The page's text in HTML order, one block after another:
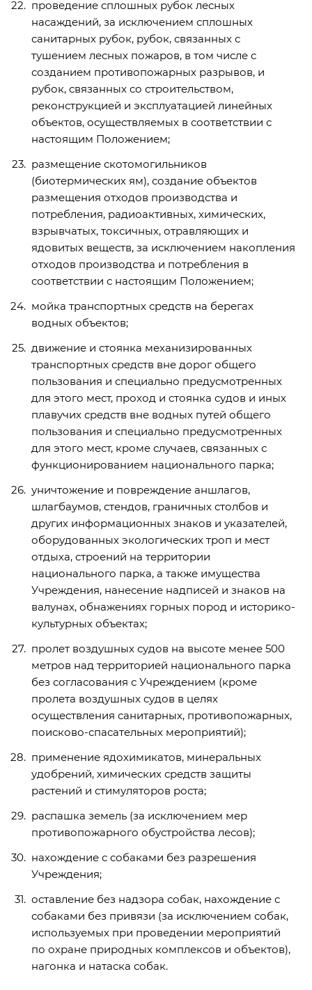
проведение сплошных рубок лесных
насаждений, за исключением сплошных
санитарных рубок, рубок, связанных с
тушением лесных пожаров, в том числе с
созданием противопожарных разрывов, и
рубок, связанных со строительством,
реконструкцией и эксплуатацией линейных
объектов, осуществляемых в соответствии с
настоящим Положением;
размещение скотомогильников
(биотермических ям), создание объектов
размещения отходов производства и
потребления, радиоактивных, химических,
взрывчатых, токсичных, отравляющих и
ядовитых веществ, за исключением накопления
отходов производства и потребления в
соответствии с настоящим Положением;
мойка транспортных средств на берегах
водных объектов;
движение и стоянка механизированных
транспортных средств вне дорог общего
пользования и специально предусмотренных
для этого мест, проход и стоянка судов и иных
плавучих средств вне водных путей общего
пользования и специально предусмотренных
для этого мест, кроме случаев, связанных с
функционированием национального парка;
уничтожение и повреждение аншлагов,
шлагбаумов, стендов, граничных столбов и
других информационных знаков и указателей,
оборудованных экологических троп и мест
отдыха, строений на территории
национального парка, а также имущества
Учреждения, нанесение надписей и знаков на
валунах, обнажениях горных пород и историко-
культурных объектах;
пролет воздушных судов на высоте менее 500
метров над территорией национального парка
без согласования с Учреждением (кроме
пролета воздушных судов в целях
осуществления санитарных, противопожарных,
поисково-спасательных мероприятий);
применение ядохимикатов, минеральных
удобрений, химических средств защиты
растений и стимуляторов роста;
распашка земель (за исключением мер
противопожарного обустройства лесов);
нахождение с собаками без разрешения
Учреждения;
оставление без надзора собак, нахождение с
собаками без привязи (за исключением собак,
используемых при проведении мероприятий
по охране природных комплексов и объектов),
нагонка и натаска собак.